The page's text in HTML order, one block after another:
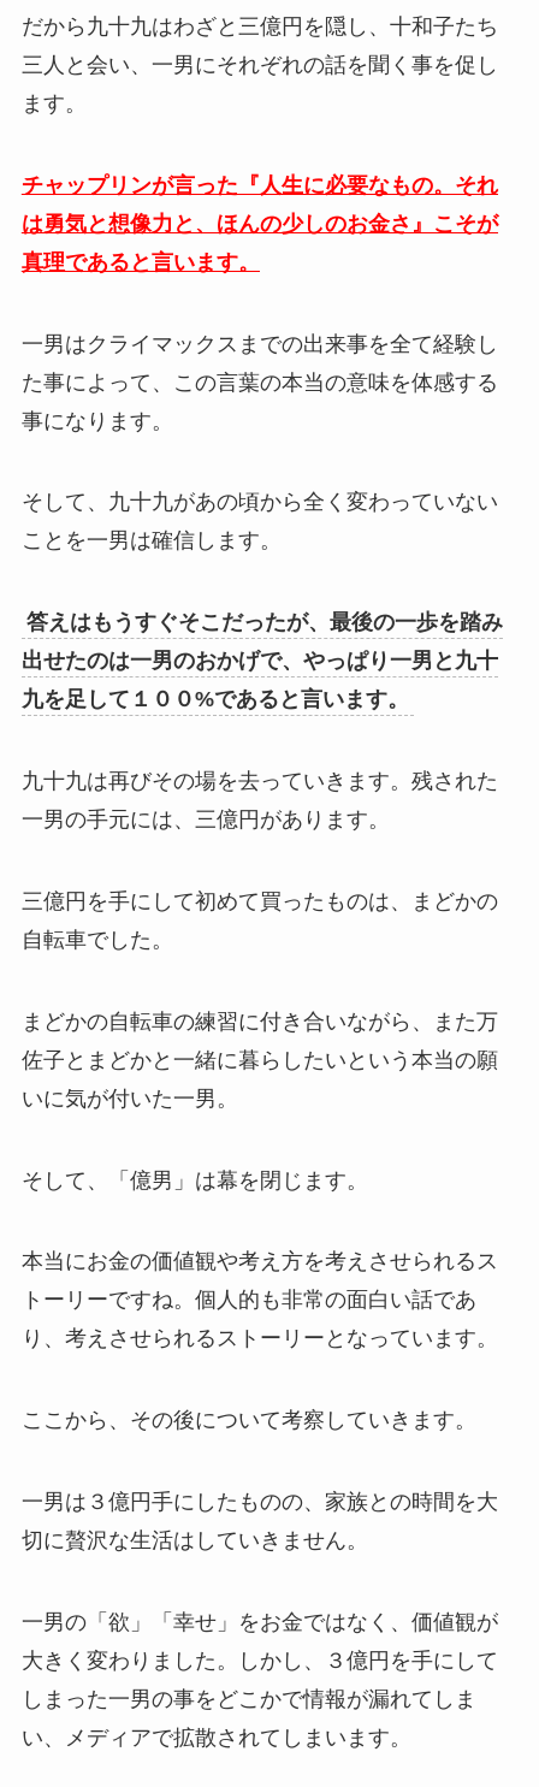
だから九十九はわざと三億円を隠し、十和子たち
三人と会い、一男にそれぞれの話を聞く事を促し
ます。
チャップリンが言った『人生に必要なもの。それ
は勇気と想像力と、ほんの少しのお金さ』こそが
真理であると言います。
一男はクライマックスまでの出来事を全て経験し
た事によって、この言葉の本当の意味を体感する
事になります。
そして、九十九があの頃から全く変わっていない
ことを一男は確信します。
答えはもうすぐそこだったが、最後の一歩を踏み
出せたのは一男のおかげで、やっぱり一男と九十
九を足して１００%であると言います。
九十九は再びその場を去っていきます。残された
一男の手元には、三億円があります。
三億円を手にして初めて買ったものは、まどかの
自転車でした。
まどかの自転車の練習に付き合いながら、また万
佐子とまどかと一緒に暮らしたいという本当の願
いに気が付いた一男。
そして、「億男」は幕を閉じます。
本当にお金の価値観や考え方を考えさせられるス
トーリーですね。個人的も非常の面白い話であ
り、考えさせられるストーリーとなっています。
ここから、その後について考察していきます。
一男は３億円手にしたものの、家族との時間を大
切に贅沢な生活はしていきません。
一男の「欲」「幸せ」をお金ではなく、価値観が
大きく変わりました。しかし、３億円を手にして
しまった一男の事をどこかで情報が漏れてしま
い、メディアで拡散されてしまいます。